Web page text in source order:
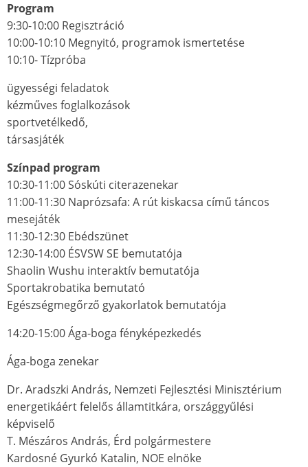
Program
9:30-10:00 Regisztráció
10:00-10:10 Megnyitó, programok ismertetése
10:10- Tízpróba
ügyességi feladatok
kézműves foglalkozások
sportvetélkedő,
társasjáték
Színpad program
10:30-11:00 Sóskúti citerazenekar
11:00-11:30 Naprózsafa: A rút kiskacsa című táncos
mesejáték
11:30-12:30 Ebédszünet
12:30-14:00 ÉSVSW SE bemutatója
Shaolin Wushu interaktív bemutatója
Sportakrobatika bemutató
Egészségmegőrző gyakorlatok bemutatója
14:20-15:00 Ága-boga fényképezkedés
Ága-boga zenekar
Dr. Aradszki András, Nemzeti Fejlesztési Minisztérium
energetikáért felelős államtitkára, országgyűlési
képviselő
T. Mészáros András, Érd polgármestere
Kardosné Gyurkó Katalin, NOE elnöke